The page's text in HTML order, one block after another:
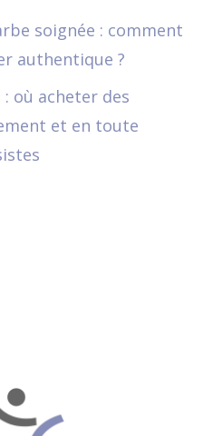
soignée : comment
authentique ?
où acheter des
et en toute